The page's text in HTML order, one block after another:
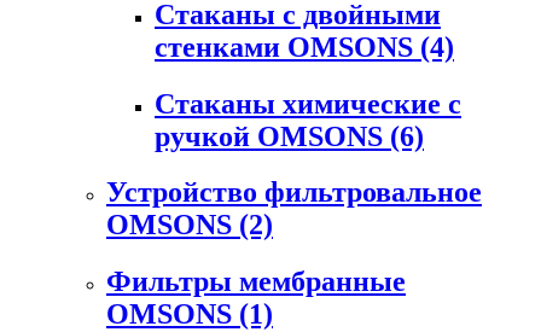
Стаканы с двойными
стенками OMSONS (4)
Стаканы химические с
ручкой OMSONS (6)
Устройство фильтровальное
OMSONS (2)
Фильтры мембранные
OMSONS (1)